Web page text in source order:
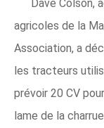
Dave Colson,
agricoles de la
Association, a
les tracteurs
prévoir 20 CV
lame de la